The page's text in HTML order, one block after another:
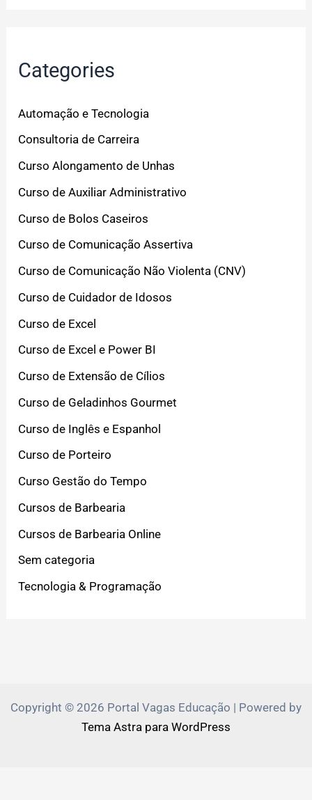
Categories
Automação e Tecnologia
Consultoria de Carreira
Curso Alongamento de Unhas
Curso de Auxiliar Administrativo
Curso de Bolos Caseiros
Curso de Comunicação Assertiva
Curso de Comunicação Não Violenta (CNV)
Curso de Cuidador de Idosos
Curso de Excel
Curso de Excel e Power BI
Curso de Extensão de Cílios
Curso de Geladinhos Gourmet
Curso de Inglês e Espanhol
Curso de Porteiro
Curso Gestão do Tempo
Cursos de Barbearia
Cursos de Barbearia Online
Sem categoria
Tecnologia & Programação
Copyright © 2026 Portal Vagas Educação | Powered by
Tema Astra para WordPress